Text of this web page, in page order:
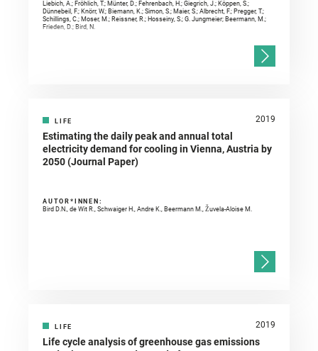
Liebich, A.; Fröhlich, T.; Münter, D.; Fehrenbach, H.; Giegrich, J.; Köppen, S.;
Dünnebeil, F.; Knörr, W.; Biemann, K.; Simon, S.; Maier, S.; Albrecht, F.; Pregger, T.;
Schillings, C.; Moser, M.; Reissner, R.; Hosseiny, S.; G. Jungmeier; Beermann, M.;
Frieden, D.; Bird, N.
LIFE 2019
Estimating the daily peak and annual total
electricity demand for cooling in Vienna, Austria by
2050 (Journal Paper)
AUTOR*INNEN:
Bird D.N., de Wit R., Schwaiger H., Andre K., Beermann M., Žuvela-Aloise M.
LIFE 2019
Life cycle analysis of greenhouse gas emissions